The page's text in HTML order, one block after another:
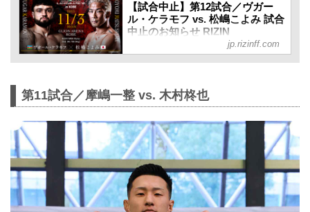
【試合中止】第12試合／ヴガー
ル・ケラモフ vs. 松嶋こよみ 試合
中止のお知らせ RIZIN
LANDMARK 12 in KOBE - RIZIN
FIGHTING FEDERATION オフィ
11月3日（月・祝）GLION ARENA
KOBEにて開催されるRIZIN
ヴガール・ケラモフ vs. 松嶋こよみ
は、ケラモフのドクターストップのた
め試合中止となりましたのでお知らせ
いたします。
ケラモフがウィルス性胃腸炎のためド
クターストップ
ヴガール・ケラモフがウィルス性胃腸
jp.rizinff.com
第11試合／摩嶋一整 vs. 木村柊也